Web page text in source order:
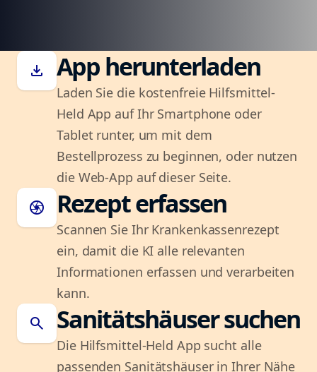
download App herunterladen
Laden Sie die kostenfreie Hilfsmittel-
Held App auf Ihr Smartphone oder
Tablet runter, um mit dem
Bestellprozess zu beginnen, oder nutzen
die Web-App auf dieser Seite.
camera Rezept erfassen
Scannen Sie Ihr Krankenkassenrezept
ein, damit die KI alle relevanten
Informationen erfassen und verarbeiten
kann.
search Sanitätshäuser suchen
Die Hilfsmittel-Held App sucht alle
passenden Sanitätshäuser in Ihrer Nähe